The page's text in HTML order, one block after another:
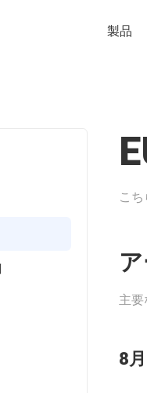
製品
こ
主
8